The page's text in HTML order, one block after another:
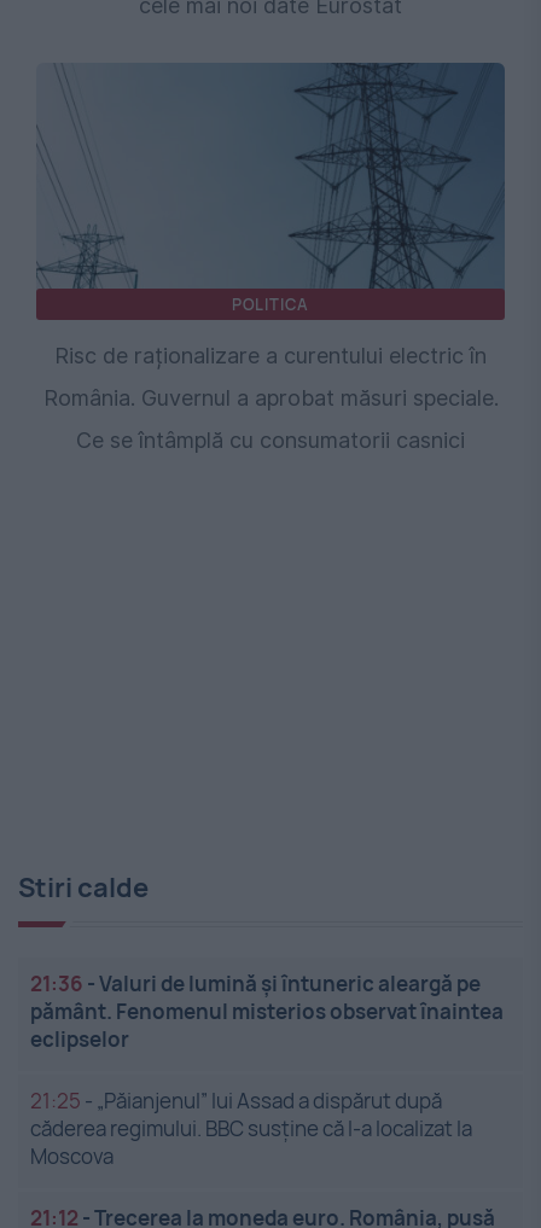
cele mai noi date Eurostat
POLITICA
Risc de raționalizare a curentului electric în
România. Guvernul a aprobat măsuri speciale.
Ce se întâmplă cu consumatorii casnici
Stiri calde
21:36 -Valuri de lumină și întuneric aleargă pe
pământ. Fenomenul misterios observat înaintea
eclipselor
21:25 - „Păianjenul” lui Assad a dispărut după
căderea regimului. BBC susține că l-a localizat la
Moscova
21:12 -Trecerea la moneda euro. România, pusă